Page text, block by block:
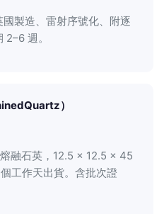
製造、雷射序號化、附逐
週。
）
融石英，12.5 × 12.5 × 45
工作天出貨。含批次證